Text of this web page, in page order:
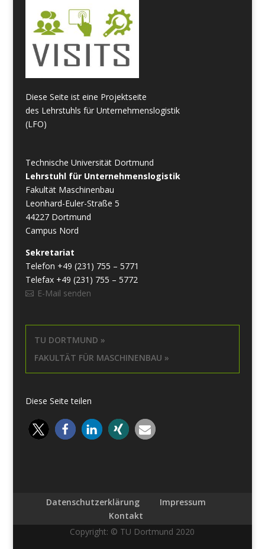
Diese Seite ist eine Projektseite
des Lehrstuhls für Unternehmenslogistik
(LFO)
Technische Universität Dortmund
Lehrstuhl für Unternehmenslogistik
Fakultät Maschinenbau
Leonhard-Euler-Straße 5
44227 Dortmund
Campus Nord
Sekretariat
Telefon +49 (231) 755 – 5771
Telefax +49 (231) 755 – 5772
E-Mail senden
TU DORTMUND »
FAKULTÄT FÜR MASCHINENBAU »
Diese Seite teilen
Datenschutzerklärung
Impressum
Kontakt
Copyright: © TU Dortmund 2020